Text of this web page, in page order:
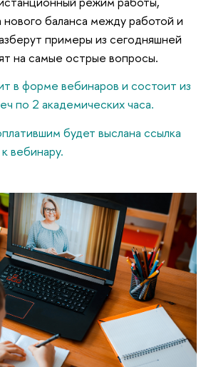
нового баланса между работой и
примеры из сегодняшней
на самые острые вопросы.
в форме вебинаров и состоит из
по 2 академических часа.
будет выслана ссылка
вебинару.